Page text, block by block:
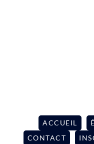
ACCUEIL
CONTACT